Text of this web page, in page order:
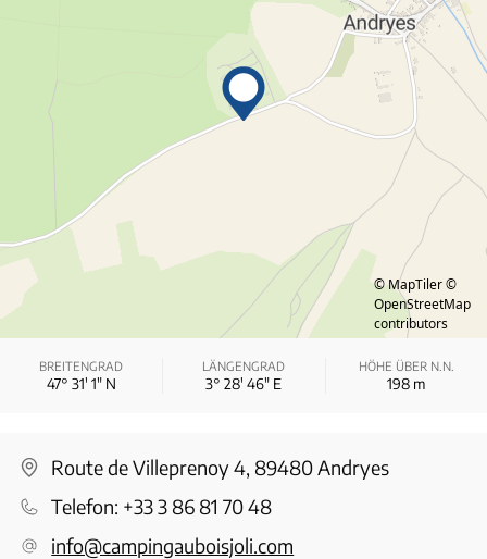
© MapTiler ©
OpenStreetMap
contributors
BREITENGRAD
47° 31′ 1″ N
LÄNGENGRAD
3° 28′ 46″ E
HÖHE ÜBER N.N.
198 m
Route de Villeprenoy 4, 89480 Andryes
Telefon: +33 3 86 81 70 48
info@campingauboisjoli.com